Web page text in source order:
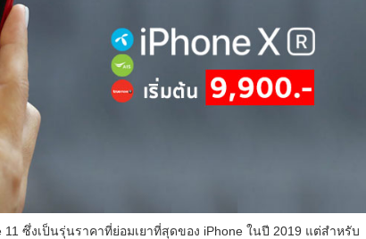
ซึ่งเป็นรุ่นราคาที่ย่อมเยาที่สุดของ iPhone ในปี 2019 แต่สำหรับ